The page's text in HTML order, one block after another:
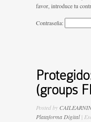
favor, introduce tu
Contraseña:
(groups
Posted by
Plataforma Digital|